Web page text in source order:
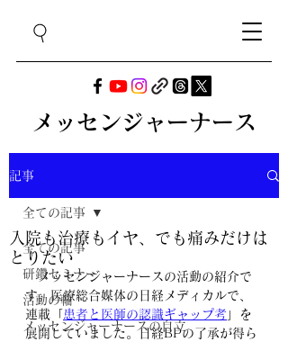
メッセンジャーナース
記事
全ての記事
研鑽セミナー
活動の輪
メッセンジャーナースの自立
全ての記事
入院も治療もイヤ、でも痛みだけは
とりたい
メッセンジャーナースの活動の紹介で
す。医療総合媒体の日経メディカルで、
連載「
患者と医師の認識ギャップ考 」を
展開していました。日経BPの了承が得ら